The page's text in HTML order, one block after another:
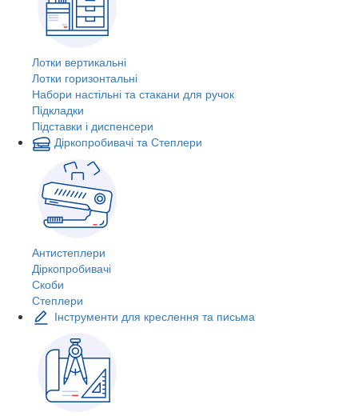
Лотки вертикальні
Лотки горизонтальні
Набори настільні та стакани для ручок
Підкладки
Підставки і диспенсери
Діркопробивачі та Степлери
Антистеплери
Діркопробивачі
Скоби
Степлери
Інструменти для креслення та письма